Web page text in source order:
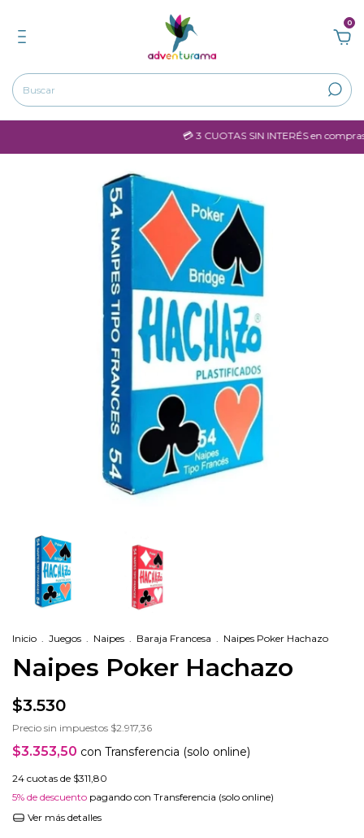
0
💳 3 CUOTAS SIN INTERÉS en
Inicio . Juegos . Naipes . Baraja Francesa . Naipes Poker Hachazo
Naipes Poker Hachazo
$3.530
Precio sin impuestos $2.917,36
$3.353,50 con Transferencia (solo online)
24 cuotas de $311,80
5% de descuento pagando con Transferencia (solo online)
Ver más detalles